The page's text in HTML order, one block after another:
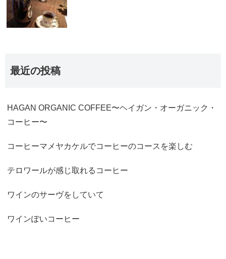
最近の投稿
HAGAN ORGANIC COFFEE〜ヘイガン・オーガニック・
コーヒー〜
コーヒーマメヤカケルでコーヒーのコースを楽しむ
テロワールが感じ取れるコーヒー
ワインのサーヴをしていて
ワインぽいコーヒー